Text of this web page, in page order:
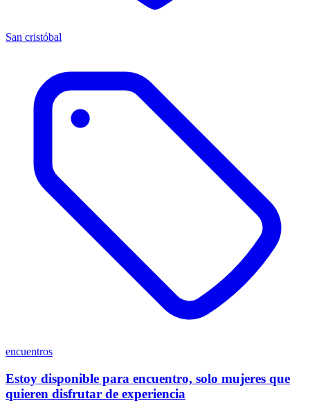
San cristóbal
encuentros
Estoy disponible para encuentro, solo mujeres que
quieren disfrutar de experiencia